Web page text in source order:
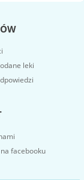
leki
facebooku